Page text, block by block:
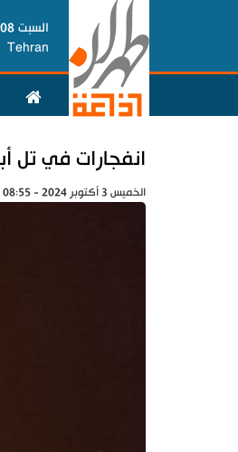
السبت 08-08-2026
Tehran
انفجارات في تل
الخميس 3 أكتوبر 2024 - 08:55 بتوقيت طهران